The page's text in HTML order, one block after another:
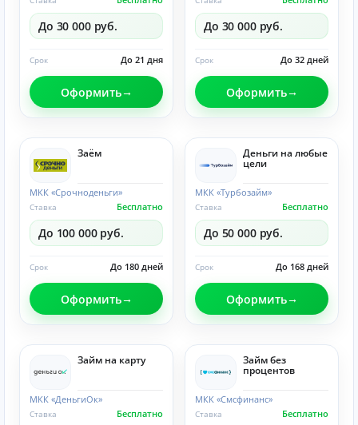
До 30 000 руб.
До 21 дня
Срок
Оформить
До 30 000 руб.
До 32 дней
Срок
Оформить
Заём
МКК «Срочноденьги»
Бесплатно
Ставка
До 100 000 руб.
До 180 дней
Срок
Оформить
Деньги на любые
цели
МКК «Турбозайм»
Бесплатно
Ставка
До 50 000 руб.
До 168 дней
Срок
Оформить
Займ на карту
МКК «ДеньгиОк»
Бесплатно
Ставка
Займ без
процентов
МКК «Смсфинанс»
Бесплатно
Ставка